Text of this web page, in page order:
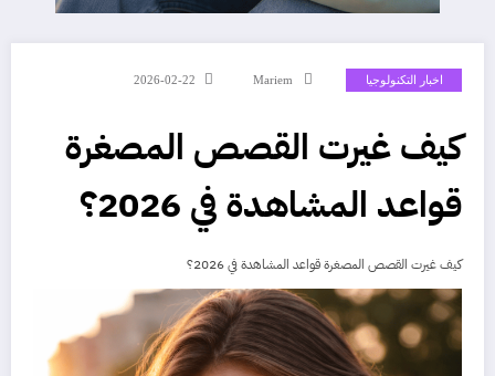
اخبار التكنولوجيا Mariem
2026-02-22
كيف غيرت القصص المصغرة
قواعد المشاهدة في 2026؟
كيف غيرت القصص المصغرة قواعد المشاهدة في 2026؟